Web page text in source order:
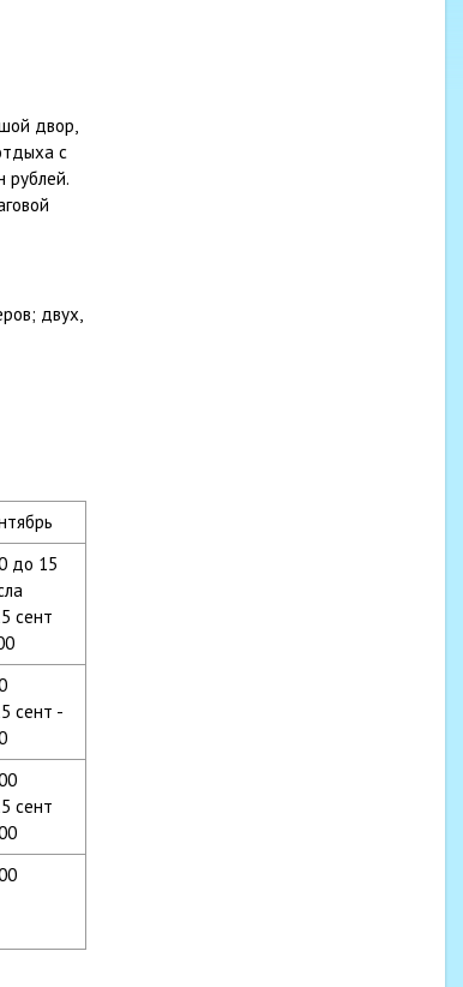
двор,
с
рублей.
двух,
до 15
сент
сент -
сент